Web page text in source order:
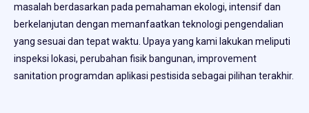
masalah berdasarkan pada pemahaman ekologi, intensif dan
berkelanjutan dengan memanfaatkan teknologi pengendalian
yang sesuai dan tepat waktu. Upaya yang kami lakukan meliputi
inspeksi lokasi, perubahan fisik bangunan, improvement
sanitation programdan aplikasi pestisida sebagai pilihan terakhir.